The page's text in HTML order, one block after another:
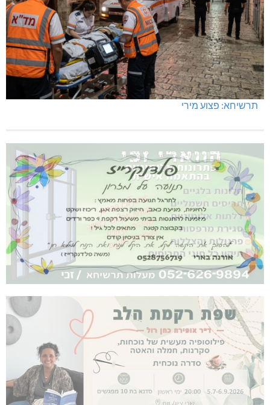
תרשיחא: פצוע מירי